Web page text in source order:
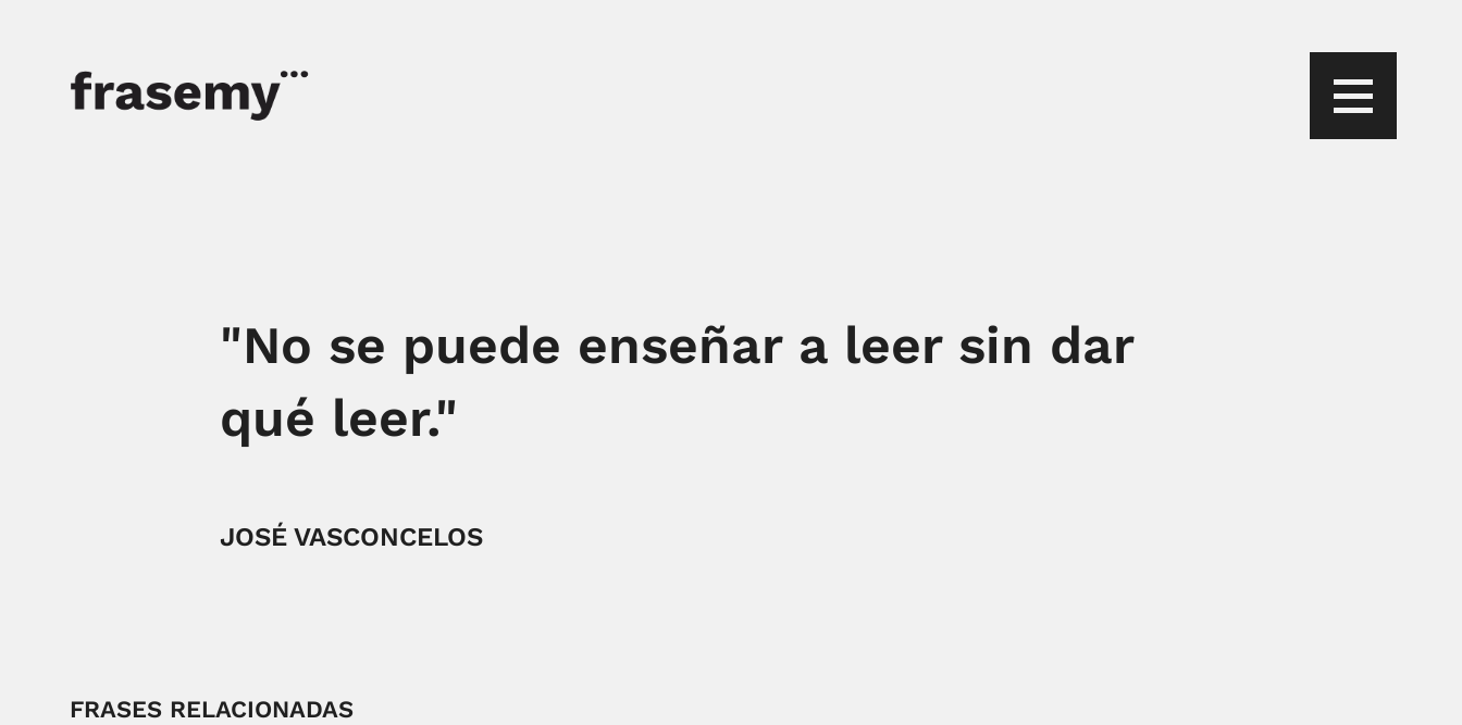
"No se puede enseñar a leer sin dar
qué leer."
JOSÉ VASCONCELOS
FRASES RELACIONADAS